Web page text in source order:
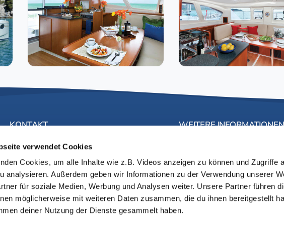
verwendet Cookies
Cookies, um alle Inhalte wie z.B. Videos anzeigen zu können und Zugriffe
analysieren. Außerdem geben wir Informationen zu der Verwendung unserer
für soziale Medien, Werbung und Analysen weiter. Unsere Partner führen
möglicherweise mit weiteren Daten zusammen, die du ihnen bereitgestellt
deiner Nutzung der Dienste gesammelt haben.
KONTAKT
Windbeutel Reisen GmbH & Co.KG,
(0221) 94 99 033
info@windbeutel-reisen.de
www.windbeutel-reisen.de
WEITERE INFORMATIONEN
Leistungen
Skipperteam
Segelyachten